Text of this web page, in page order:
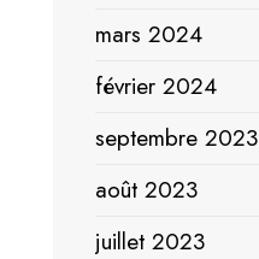
mars 2024
février 2024
septembre 2023
août 2023
juillet 2023